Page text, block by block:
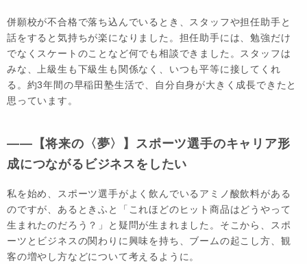
併願校が不合格で落ち込んでいるとき、スタッフや担任助手と
話をすると気持ちが楽になりました。担任助手には、勉強だけ
でなくスケートのことなど何でも相談できました。スタッフは
みな、上級生も下級生も関係なく、いつも平等に接してくれ
る。約3年間の早稲田塾生活で、自分自身が大きく成長できたと
思っています。
――【将来の〈夢〉】スポーツ選手のキャリア形
成につながるビジネスをしたい
私を始め、スポーツ選手がよく飲んでいるアミノ酸飲料がある
のですが、あるときふと「これほどのヒット商品はどうやって
生まれたのだろう？」と疑問が生まれました。そこから、スポ
ーツとビジネスの関わりに興味を持ち、ブームの起こし方、観
客の増やし方などについて考えるように。